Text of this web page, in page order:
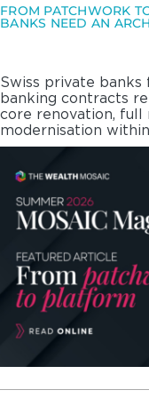
FROM PATCHWORK
BANKS NEED AN
Swiss private banks
banking contracts
core renovation, full
modernisation